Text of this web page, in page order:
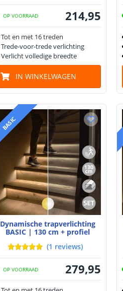
OP VOORRAAD 214,95
Tot en met 16 treden
Trede-voor-trede verlichting
Verlicht volledige breedte
IN WINKELWAGEN
BASIC
Dynamische trapverlichting
BASIC | 130 cm + profiel
(1 reviews)
OP VOORRAAD 279,95